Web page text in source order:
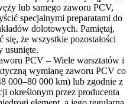
lub samego zaworu PCV,
specjalnymi preparatami do
dolotowych. Pamiętaj,
że wszystkie pozostałości
usunięte.
PCV – Wiele warsztatów i
wymianę zaworu PCV co
000–80 000 km) lub zgodnie z
określonym przez producenta